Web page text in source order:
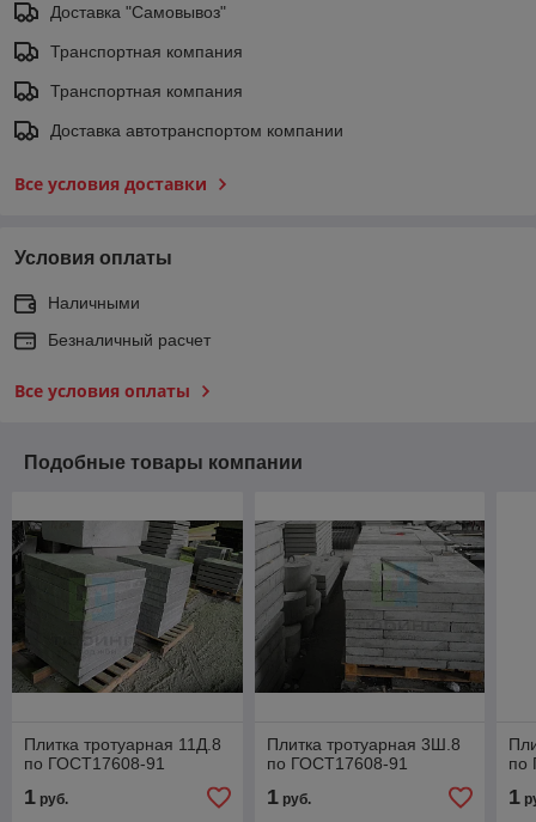
Доставка "Самовывоз"
Транспортная компания
Транспортная компания
Доставка автотранспортом компании
Все условия доставки
Условия оплаты
Наличными
Безналичный расчет
Все условия оплаты
Подобные товары компании
Плитка тротуарная 11Д.8
по ГОСТ17608-91
1 руб.
Плитка тротуарная 3Ш.8
по ГОСТ17608-91
1руб.
по
1